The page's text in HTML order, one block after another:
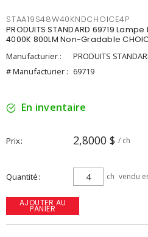
STAA19S48W40KNDCHOICE4P
PRODUITS STANDARD 69719 Lampe
4000K 800LM Non-Gradable
Manufacturier :
PRODUITS
# Manufacturier : 69719
En inventaire
Prix 2,8000 $ / ch
Quantité ch vendu
AJOUTER AU
PANIER